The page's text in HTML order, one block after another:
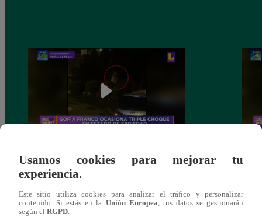
Sofía Franco ocasiona triple choque en
estado de ebriedad
Usamos cookies para mejorar tu
experiencia.
Este sitio utiliza cookies para analizar el tráfico y personalizar
contenido. Si estás en la Unión Europea, tus datos se gestionarán
según el RGPD.